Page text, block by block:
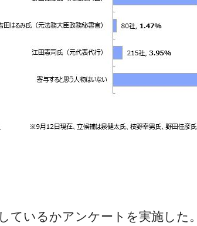
いるかアンケートを実施した